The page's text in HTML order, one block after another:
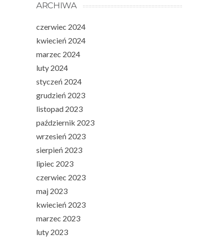
ARCHIWA
czerwiec 2024
kwiecień 2024
marzec 2024
luty 2024
styczeń 2024
grudzień 2023
listopad 2023
październik 2023
wrzesień 2023
sierpień 2023
lipiec 2023
czerwiec 2023
maj 2023
kwiecień 2023
marzec 2023
luty 2023